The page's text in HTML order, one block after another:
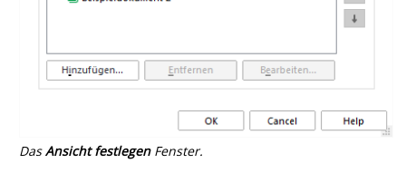
DasAnsicht festlegenFenster.